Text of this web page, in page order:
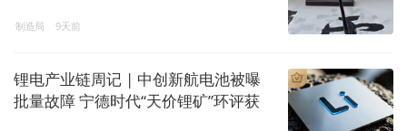
制造局 9天前
锂电产业链周记 | 中创新航电池被曝
批量故障 宁德时代“天价锂矿”环评获